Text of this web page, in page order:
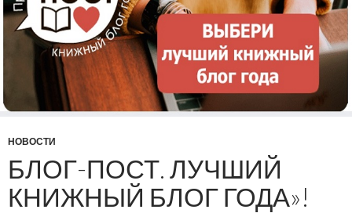
НОВОСТИ
БЛОГ-ПОСТ. ЛУЧШИЙ
КНИЖНЫЙ БЛОГ ГОДА»!